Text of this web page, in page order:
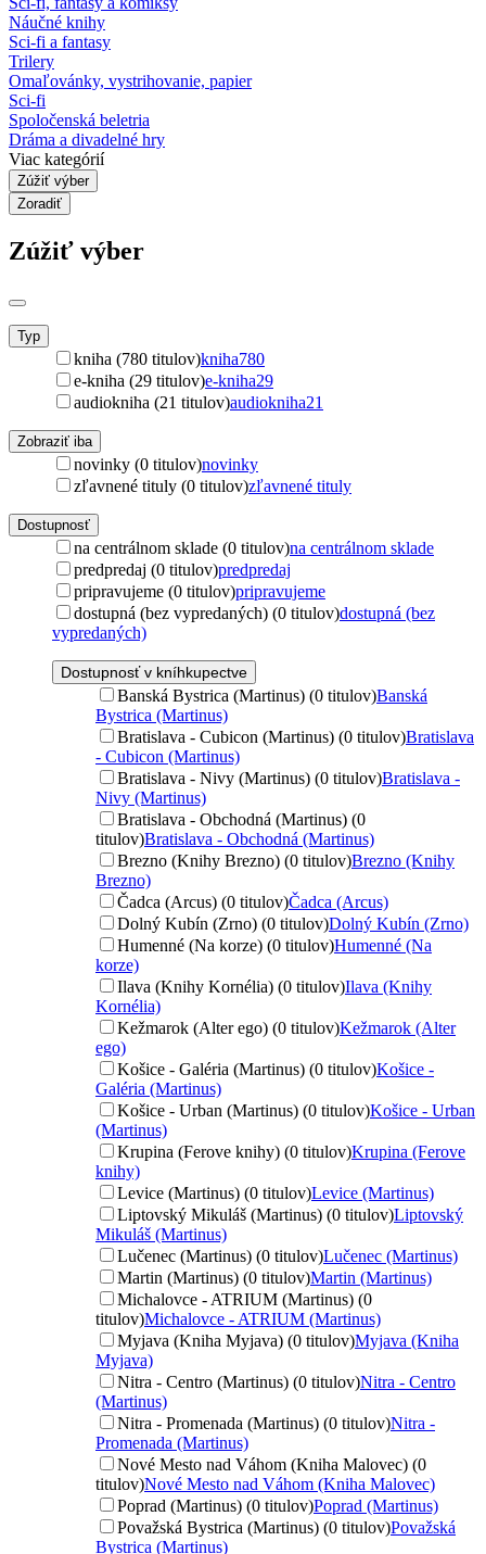
Náučné knihy
Sci-fi a fantasy
Trilery
Omaľovánky, vystrihovanie, papier
Sci-fi
Spoločenská beletria
Dráma a divadelné hry
Viac kategórií
Zúžiť výber
Zoradiť
Zúžiť výber
Typ
kniha (780 titulov)kniha780
e-kniha (29 titulov)e-kniha29
audiokniha (21 titulov)audiokniha21
Zobraziť iba
novinky (0 titulov)novinky
zľavnené tituly (0 titulov)zľavnené tituly
Dostupnosť
na centrálnom sklade (0 titulov)na centrálnom sklade
predpredaj (0 titulov)predpredaj
pripravujeme (0 titulov)pripravujeme
dostupná (bez vypredaných) (0 titulov)dostupná (bez
vypredaných)
Dostupnosť v kníhkupectve
Banská Bystrica (Martinus) (0 titulov)Banská
Bystrica (Martinus)
Bratislava - Cubicon (Martinus) (0 titulov)Bratislava
- Cubicon (Martinus)
Bratislava - Nivy (Martinus) (0 titulov)Bratislava -
Nivy (Martinus)
Bratislava - Obchodná (Martinus) (0
titulov)Bratislava - Obchodná (Martinus)
Brezno (Knihy Brezno) (0 titulov)Brezno (Knihy
Brezno)
Čadca (Arcus) (0 titulov)Čadca (Arcus)
Dolný Kubín (Zrno) (0 titulov)Dolný Kubín (Zrno)
Humenné (Na korze) (0 titulov)Humenné (Na
korze)
Ilava (Knihy Kornélia) (0 titulov)Ilava (Knihy
Kornélia)
Kežmarok (Alter ego) (0 titulov)Kežmarok (Alter
ego)
Košice - Galéria (Martinus) (0 titulov)Košice -
Galéria (Martinus)
Košice - Urban (Martinus) (0 titulov)Košice - Urban
(Martinus)
Krupina (Ferove knihy) (0 titulov)Krupina (Ferove
knihy)
Levice (Martinus) (0 titulov)Levice (Martinus)
Liptovský Mikuláš (Martinus) (0 titulov)Liptovský
Mikuláš (Martinus)
Lučenec (Martinus) (0 titulov)Lučenec (Martinus)
Martin (Martinus) (0 titulov)Martin (Martinus)
Michalovce - ATRIUM (Martinus) (0
titulov)Michalovce - ATRIUM (Martinus)
Myjava (Kniha Myjava) (0 titulov)Myjava (Kniha
Myjava)
Nitra - Centro (Martinus) (0 titulov)Nitra - Centro
(Martinus)
Nitra - Promenada (Martinus) (0 titulov)Nitra -
Promenada (Martinus)
Nové Mesto nad Váhom (Kniha Malovec) (0
titulov)Nové Mesto nad Váhom (Kniha Malovec)
Poprad (Martinus) (0 titulov)Poprad (Martinus)
Považská Bystrica (Martinus) (0 titulov)Považská
Bystrica (Martinus)